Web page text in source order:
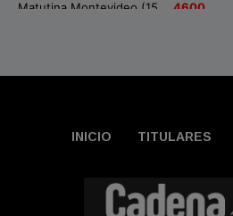
INICIO TITULARES